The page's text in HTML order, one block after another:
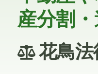
産分割
花鳥